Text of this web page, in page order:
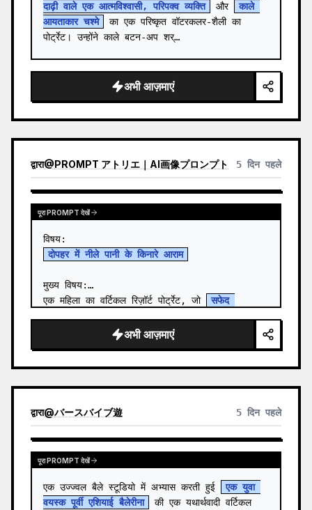
दाढ़ी वाले एक आत्मविश्वासी, परिपक्व व्यक्ति
और
काले
आयताकार चश्मे
का एक परिष्कृत वॉटरकलर-शैली का
पोर्ट्रेट। उन्होंने काले बटन-अप शर्…
अभी आज़माएं
द्वारा@PROMPT アトリエ｜AI画像プロンプト 5 दिन पहले
पूरा PROMPT देखें
दोपहर में नीले पानी के किनारे आराम
मुख्य विषय:
एक महिला का वर्टिकल रिज़ॉर्ट पोर्ट्रेट, जो
सफेद
कर रही है। यह डेक अत्यधिक पारदर्शी नीले…
अभी आज़माएं
द्वारा@バースバイブ遊 5 दिन पहले
पूरा PROMPT देखें
एक उज्ज्वल बैले स्टूडियो में अभ्यास करती हुई
एक युवा
वयस्क पूर्वी एशियाई बैलेरीना
की एक यथार्थवादी वर्टिकल